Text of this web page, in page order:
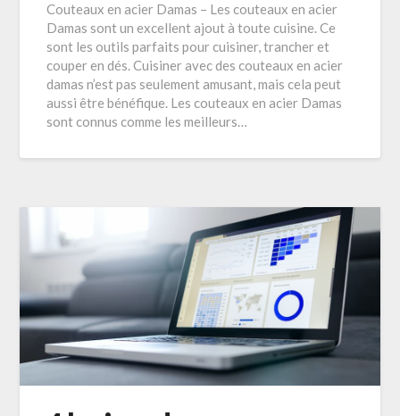
Couteaux en acier Damas – Les couteaux en acier
Damas sont un excellent ajout à toute cuisine. Ce
sont les outils parfaits pour cuisiner, trancher et
couper en dés. Cuisiner avec des couteaux en acier
damas n’est pas seulement amusant, mais cela peut
aussi être bénéfique. Les couteaux en acier Damas
sont connus comme les meilleurs…